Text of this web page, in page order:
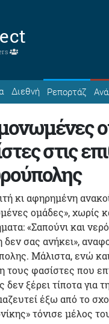
Διεθνή Ρεπορτάζ
στις
κι αφηρημένη
ομάδες», χωρίς
«Σαπούνι και
δεν σας ανήκει»,
Μάλιστα, ενώ
τους φασίστες που
δεν ξέρει τίποτα για
έξω από το
τόνισε μέλος